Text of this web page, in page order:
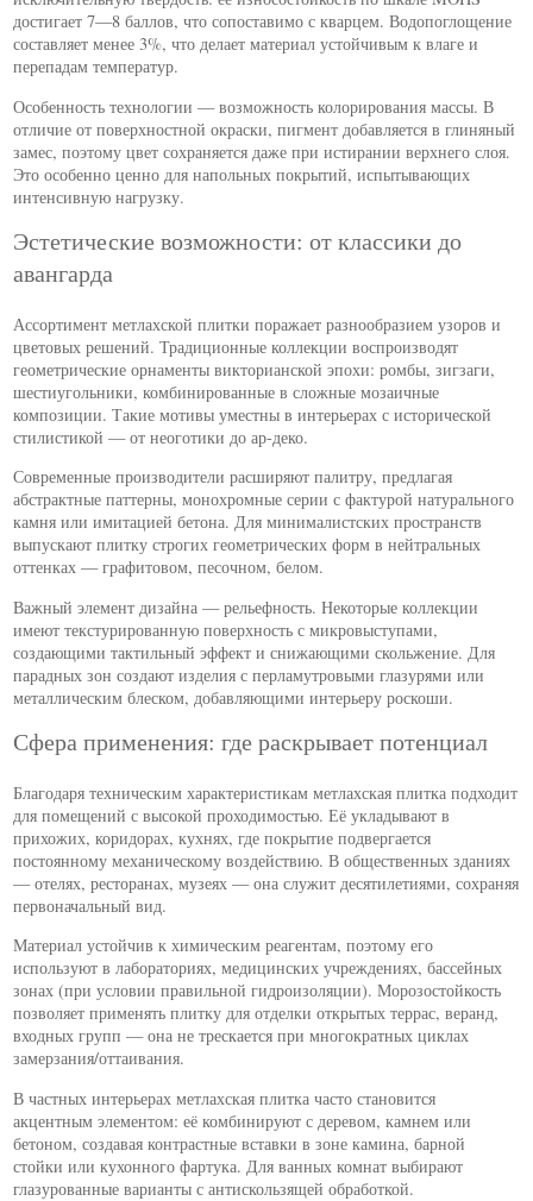
достигает 7—8 баллов, что сопоставимо с кварцем. Водопоглощение
составляет менее 3%, что делает материал устойчивым к влаге и
перепадам температур.
Особенность технологии — возможность колорирования массы. В
отличие от поверхностной окраски, пигмент добавляется в глиняный
замес, поэтому цвет сохраняется даже при истирании верхнего слоя.
Это особенно ценно для напольных покрытий, испытывающих
интенсивную нагрузку.
Эстетические возможности: от классики до
авангарда
Ассортимент метлахской плитки поражает разнообразием узоров и
цветовых решений. Традиционные коллекции воспроизводят
геометрические орнаменты викторианской эпохи: ромбы, зигзаги,
шестиугольники, комбинированные в сложные мозаичные
композиции. Такие мотивы уместны в интерьерах с исторической
стилистикой — от неоготики до ар-деко.
Современные производители расширяют палитру, предлагая
абстрактные паттерны, монохромные серии с фактурой натурального
камня или имитацией бетона. Для минималистских пространств
выпускают плитку строгих геометрических форм в нейтральных
оттенках — графитовом, песочном, белом.
Важный элемент дизайна — рельефность. Некоторые коллекции
имеют текстурированную поверхность с микровыступами,
создающими тактильный эффект и снижающими скольжение. Для
парадных зон создают изделия с перламутровыми глазурями или
металлическим блеском, добавляющими интерьеру роскоши.
Сфера применения: где раскрывает потенциал
Благодаря техническим характеристикам метлахская плитка подходит
для помещений с высокой проходимостью. Её укладывают в
прихожих, коридорах, кухнях, где покрытие подвергается
постоянному механическому воздействию. В общественных зданиях
— отелях, ресторанах, музеях — она служит десятилетиями, сохраняя
первоначальный вид.
Материал устойчив к химическим реагентам, поэтому его
используют в лабораториях, медицинских учреждениях, бассейных
зонах (при условии правильной гидроизоляции). Морозостойкость
позволяет применять плитку для отделки открытых террас, веранд,
входных групп — она не трескается при многократных циклах
замерзания/оттаивания.
В частных интерьерах метлахская плитка часто становится
акцентным элементом: её комбинируют с деревом, камнем или
бетоном, создавая контрастные вставки в зоне камина, барной
стойки или кухонного фартука. Для ванных комнат выбирают
глазурованные варианты с антискользящей обработкой.